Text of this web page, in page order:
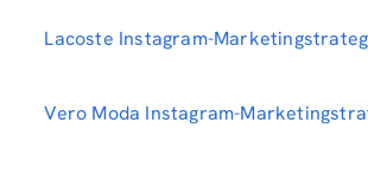
Lacoste Instagram-
Vero Moda Instagram-